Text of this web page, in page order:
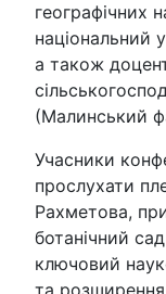
географічних
національний
а також
(Малинський
Учасники
прослухати
Рахметова,
ботанічний
ключовий
та розширення